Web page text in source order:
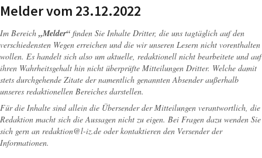
Melder vom 23.12.2022
Im Bereich „Melder“ finden Sie Inhalte Dritter, die uns tagtäglich auf den
verschiedensten Wegen erreichen und die wir unseren Lesern nicht vorenthalten
wollen. Es handelt sich also um aktuelle, redaktionell nicht bearbeitete und auf
ihren Wahrheitsgehalt hin nicht überprüfte Mitteilungen Dritter. Welche damit
stets durchgehende Zitate der namentlich genannten Absender außerhalb
unseres redaktionellen Bereiches darstellen.
Für die Inhalte sind allein die Übersender der Mitteilungen verantwortlich, die
Redaktion macht sich die Aussagen nicht zu eigen. Bei Fragen dazu wenden Sie
sich gern an redaktion@l-iz.de oder kontaktieren den Versender der
Informationen.